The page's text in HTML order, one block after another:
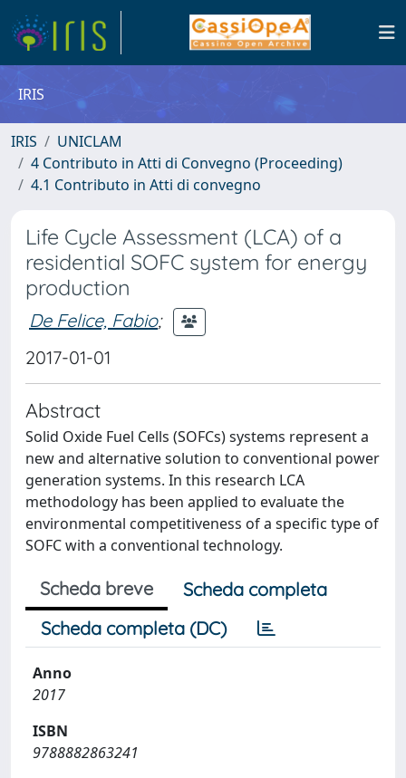
IRIS
IRIS
UNICLAM
4 Contributo in Atti di Convegno (Proceeding)
4.1 Contributo in Atti di convegno
Life Cycle Assessment (LCA) of a
residential SOFC system for energy
production
De Felice, Fabio;
2017-01-01
Abstract
Solid Oxide Fuel Cells (SOFCs) systems represent a
new and alternative solution to conventional power
generation systems. In this research LCA
methodology has been applied to evaluate the
environmental competitiveness of a specific type of
SOFC with a conventional technology.
Scheda breve
Scheda completa
Scheda completa (DC)
Anno
2017
ISBN
9788882863241